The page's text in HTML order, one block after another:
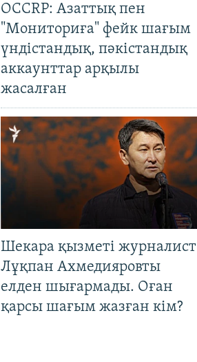
OCCRP: Азаттық пен
"Мониториға" фейк шағым
үндістандық, пәкістандық
аккаунттар арқылы
жасалған
Шекара қызметі журналист
Лұқпан Ахмедияровты
елден шығармады. Оған
қарсы шағым жазған кім?